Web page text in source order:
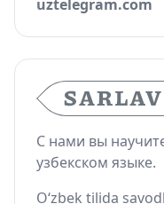
uztelegram.com
С нами вы
узбекском языке.
O‘zbek tilida